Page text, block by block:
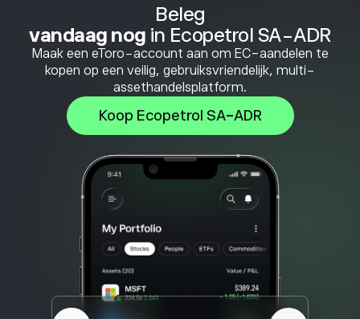
Beleg
vandaag nog in Ecopetrol SA-ADR
Maak een eToro-account aan om EC-aandelen te
kopen op een veilig, gebruiksvriendelijk, multi-
assethandelsplatform.
Koop Ecopetrol SA-ADR